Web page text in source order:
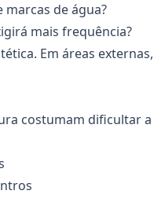
marcas de água?
mais frequência?
Em áreas
costumam dificultar